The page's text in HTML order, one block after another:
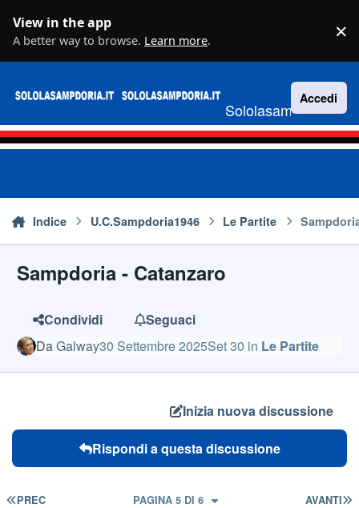
View in the app
A better way to browse. Learn more. ×
Sololasampdoria.it
Accedi
Indice U.C.Sampdoria1946 Le Partite
Sampdoria - Catanzaro
Condividi
Seguaci
DaGalway30 Settembre 2025Set 30 in Le Partite
Inizia nuova discussione
Rispondi a questa discussione
PRIMA PAGINA
PREC AVANTI
PAGINA 5 DI 6